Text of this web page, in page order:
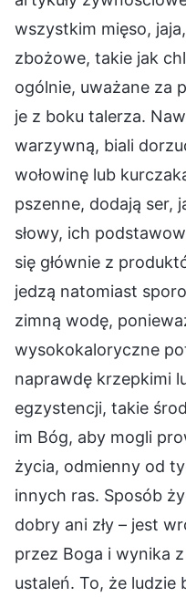
wszystkim mięso,
zbożowe, takie jak
ogólnie, uważane za
je z boku talerza.
warzywną, biali
wołowinę lub
pszenne, dodają ser,
słowy, ich
się głównie z
jedzą natomiast
zimną wodę,
wysokokaloryczne
naprawdę krzepkimi
egzystencji, takie
im Bóg, aby mogli
życia, odmienny od
innych ras. Sposób
dobry ani zły – jest
przez Boga i wynika
ustaleń. To, że ludzie